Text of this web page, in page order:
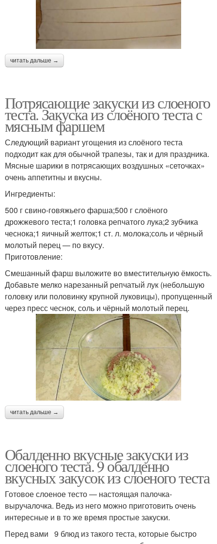
читать дальше →
Потрясающие закуски из слоеного
теста. Закуска из слоёного теста с
мясным фаршем
Следующий вариант угощения из слоёного теста
подходит как для обычной трапезы, так и для праздника.
Мясные шарики в потрясающих воздушных «сеточках»
очень аппетитны и вкусны.
Ингредиенты:
500 г свино-говяжьего фарша;500 г слоёного
дрожжевого теста;1 головка репчатого лука;2 зубчика
чеснока;1 яичный желток;1 ст. л. молока;соль и чёрный
молотый перец — по вкусу.
Приготовление:
Смешанный фарш выложите во вместительную ёмкость.
Добавьте мелко нарезанный репчатый лук (небольшую
головку или половинку крупной луковицы), пропущенный
через пресс чеснок, соль и чёрный молотый перец.
читать дальше →
Обалденно вкусные закуски из
слоеного теста. 9 обалденно
вкусных закусок из слоеного теста
Готовое слоеное тесто — настоящая палочка-
выручалочка. Ведь из него можно приготовить очень
интересные и в то же время простые закуски.
Перед вами 9 блюд из такого теста, которые быстро